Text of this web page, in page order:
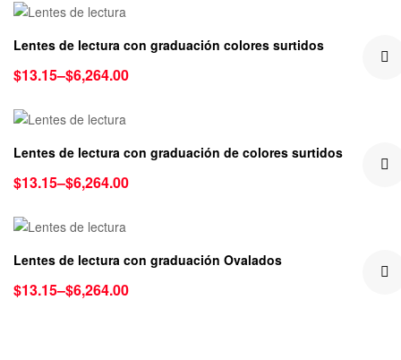
Lentes de lectura con graduación colores surtidos
$13.15–$6,264.00
Lentes de lectura con graduación de colores surtidos
$13.15–$6,264.00
Lentes de lectura con graduación Ovalados
$13.15–$6,264.00